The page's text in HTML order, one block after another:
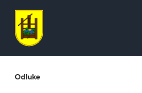
content
Odluke